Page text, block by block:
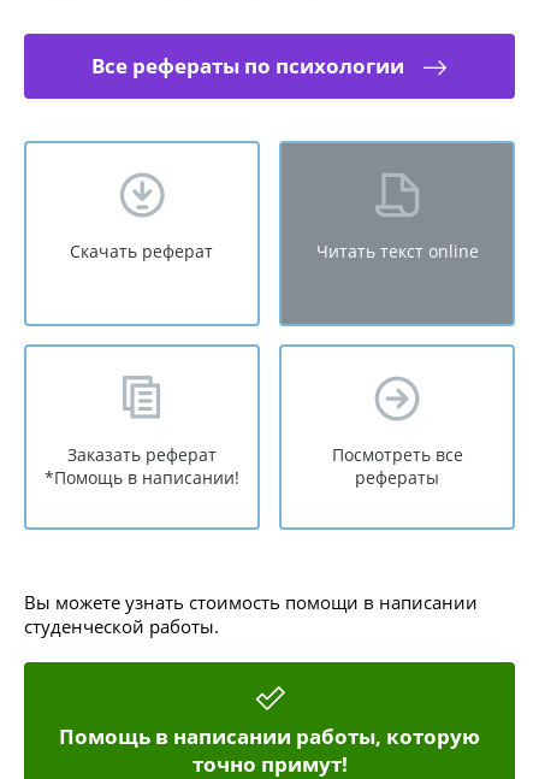
Все рефераты по психологии
Скачать реферат Читать текст online
Заказать реферат
*Помощь в написании!
Посмотреть все
рефераты
Вы можете узнать стоимость помощи в написании
студенческой работы.
Помощь в написании работы, которую
точно примут!